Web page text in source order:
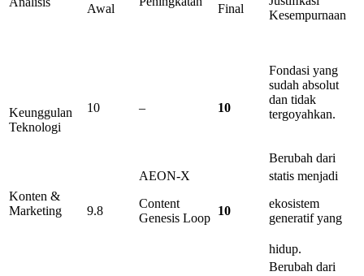
Keunggulan
Teknologi
Awal
Final
Kesempurnaan
Fondasi yang
sudah absolut
dan tidak
tergoyahkan.
10 – 10
Berubah dari
Konten &
Marketing
9.8
AEON-X
Content
Genesis Loop
10
statis menjadi
ekosistem
generatif yang
hidup.
Berubah dari